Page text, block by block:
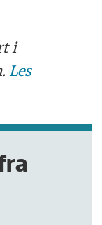
i
Les